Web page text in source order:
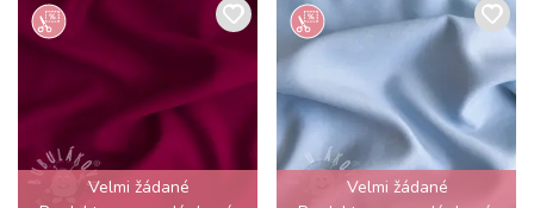
Velmi žádané
Velmi žádané